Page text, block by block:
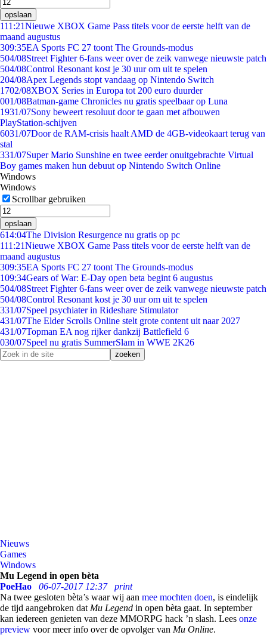
opslaan
111:21Nieuwe XBOX Game Pass titels voor de eerste helft van de
maand augustus
309:35EA Sports FC 27 toont The Grounds-modus
504/08Street Fighter 6-fans weer over de zeik vanwege nieuwste patch
504/08Control Resonant kost je 30 uur om uit te spelen
204/08Apex Legends stopt vandaag op Nintendo Switch
1702/08XBOX Series in Europa tot 200 euro duurder
001/08Batman-game Chronicles nu gratis speelbaar op Luna
1931/07Sony beweert resoluut door te gaan met afbouwen
PlayStation-schijven
6031/07Door de RAM-crisis haalt AMD de 4GB-videokaart terug van
stal
331/07Super Mario Sunshine en twee eerder onuitgebrachte Virtual
Boy games maken hun debuut op Nintendo Switch Online
Windows
Windows
Scrollbar gebruiken
opslaan
614:04The Division Resurgence nu gratis op pc
111:21Nieuwe XBOX Game Pass titels voor de eerste helft van de
maand augustus
309:35EA Sports FC 27 toont The Grounds-modus
109:34Gears of War: E-Day open beta begint 6 augustus
504/08Street Fighter 6-fans weer over de zeik vanwege nieuwste patch
504/08Control Resonant kost je 30 uur om uit te spelen
331/07Speel psychiater in Rideshare Stimulator
431/07The Elder Scrolls Online stelt grote content uit naar 2027
431/07Topman EA nog rijker dankzij Battlefield 6
030/07Speel nu gratis SummerSlam in WWE 2K26
Nieuws
Games
Windows
Mu Legend in open bèta
PoeHao
06-07-2017 12:37
print
Na twee gesloten bèta’s waar wij aan mee mochten doen, is eindelijk
de tijd aangebroken dat Mu Legend in open bèta gaat. In september
kan iedereen genieten van deze MMORPG hack ’n slash. Lees onze
preview voor meer info over de opvolger van Mu Online.